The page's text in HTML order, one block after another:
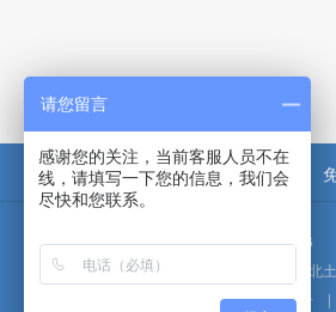
关于我们 联系我们 广告承接
16234192696、18731071726
湖北厂库房出租 湖北厂库房求租 湖
京公网安备 11011502004521号 |
请您留言
感谢您的关注，当前客服人员不在
线，请填写一下您的信息，我们会
尽快和您联系。